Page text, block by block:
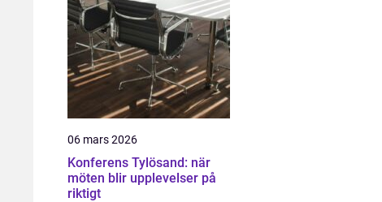
06 mars 2026
Konferens Tylösand: när
möten blir upplevelser på
riktigt